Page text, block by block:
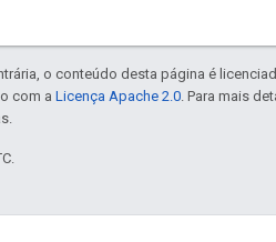
o conteúdo desta página é
com a Licença Apache 2.0 . Para mais